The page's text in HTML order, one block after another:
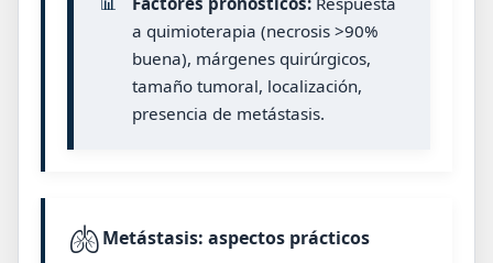
a quimioterapia (necrosis >90%
buena), márgenes quirúrgicos,
tamaño tumoral, localización,
presencia de metástasis.
🫁Metástasis: aspectos prácticos